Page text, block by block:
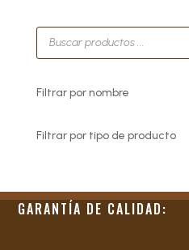
Búsqueda
productos
Filtrar por nombre
Filtrar por tipo de producto
GARANTÍA DE CALIDAD: